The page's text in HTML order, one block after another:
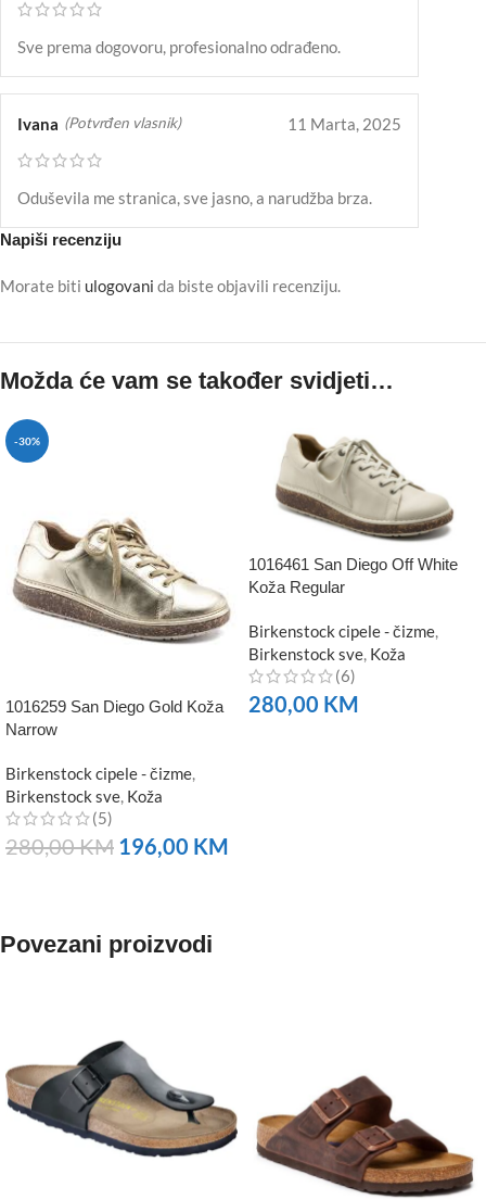
Sve prema dogovoru, profesionalno odrađeno.
Ivana (Potvrđen vlasnik) 11 Marta, 2025
Oduševila me stranica, sve jasno, a narudžba brza.
Napiši recenziju
Morate biti ulogovani da biste objavili recenziju.
Možda će vam se također svidjeti…
-30%
1016259 San Diego Gold Koža
Narrow
Birkenstock cipele - čizme
Birkenstock sve Koža
(5)
280,00KM 196,00 KM
1016461 San Diego Off White
Koža Regular
Birkenstock cipele - čizme,
Birkenstock sve, Koža
(6)
280,00 KM
Povezani proizvodi